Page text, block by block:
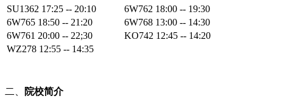
SU1362 17:25 -- 20:10
6W762 18:00 -- 19:30
6W765 18:50 -- 21:20
6W768 13:00 -- 14:30
6W761 20:00 -- 22;30
KO742 12:45 -- 14:20
WZ278 12:55 -- 14:35
二、 院校简介